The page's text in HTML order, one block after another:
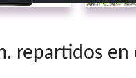
repartidos en